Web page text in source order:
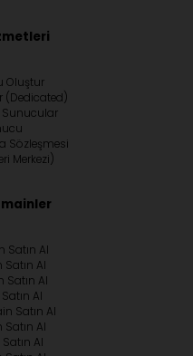
Oluştur
(Dedicated)
Sözleşmesi
Merkezi)
Satın Al
Satın Al
Satın Al
Al
Satın Al
Satın Al
Al